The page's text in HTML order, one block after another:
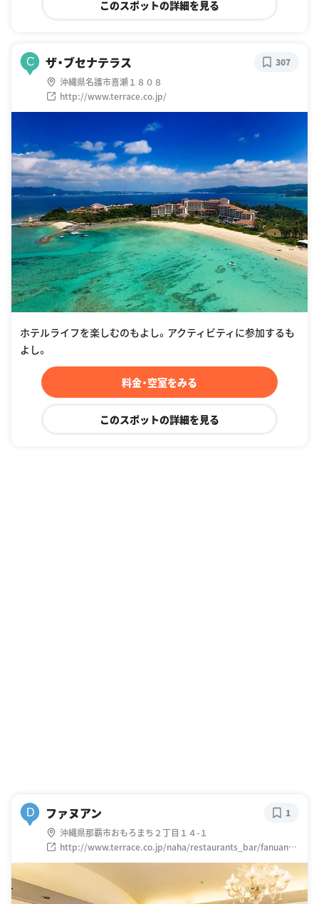
このスポットの詳細を見る
C ザ・ブセナテラス
沖縄県名護市喜瀬１８０８
http://www.terrace.co.jp/
307
ホテルライフを楽しむのもよし。アクティビティに参加するも
よし。
料金・空室をみる
このスポットの詳細を見る
D ファヌアン
沖縄県那覇市おもろまち２丁目１４-１
http://www.terrace.co.jp/naha/restaurants_bar/fanuan.p
hp
1